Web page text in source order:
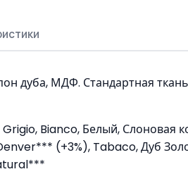
дуба, МДФ. Стандартная ткань
Bianco, Белый, Слоновая
(+3%), Tabaco, Дуб